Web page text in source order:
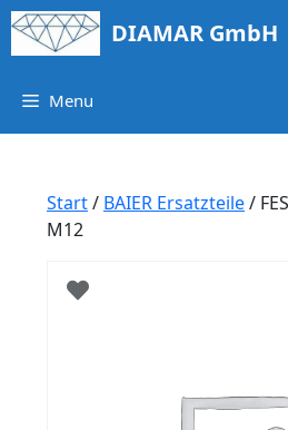
Springe
zum
DIAMAR GmbH
Menu
Start/ BAIER Ersatzteile/
M12